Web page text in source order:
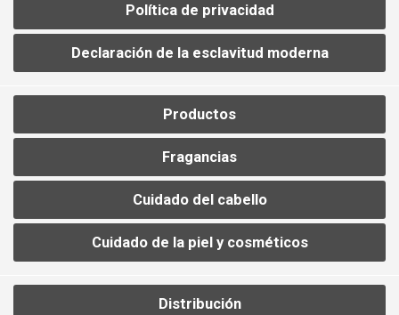
Política de privacidad
Declaración de la esclavitud moderna
Productos
Fragancias
Cuidado del cabello
Cuidado de la piel y cosméticos
Distribución